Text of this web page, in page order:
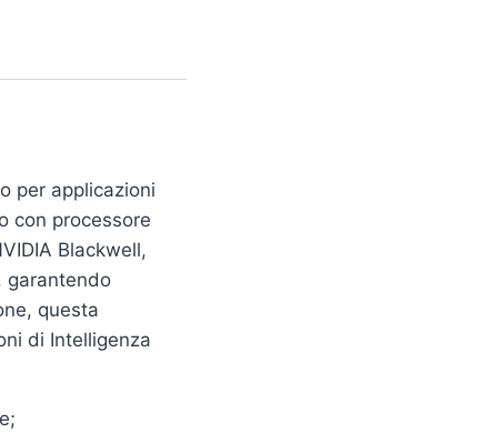
per applicazioni
con processore
Blackwell,
garantendo
questa
di Intelligenza